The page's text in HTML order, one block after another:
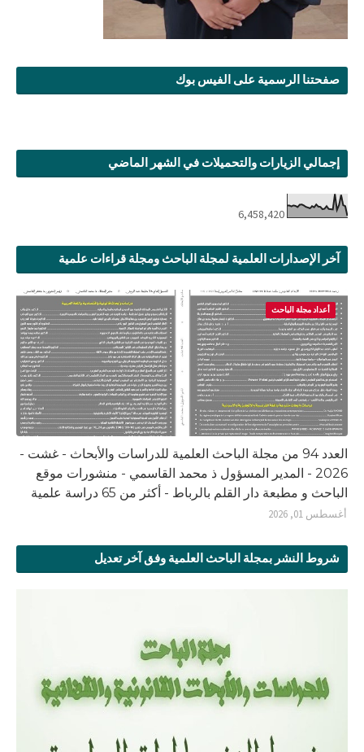
صفحتنا الرسمية على الفيس بوك
إجمالي الزيارات والتحميلات في الشهر الماضي
6,458,420
آخر الإصدارات العلمية لمجلة الباحث ومجلة قراءات علمية
أعداد مجلة الباحث
العدد 94 من مجلة الباحث العلمية للدراسات والأبحاث - غشت -
2026 - المدير المسؤول ذ محمد القاسمي - منشورات موقع
الباحث و مطبعة دار القلم بالرباط - أكثر من 65 دراسة علمية
أغسطس 01, 2026
شروط النشر بمجلة الباحث العلمية وفق آخر تعديل